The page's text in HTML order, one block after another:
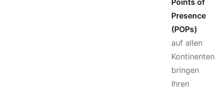
Points of
Presence
(POPs)
auf allen
Kontinenten
bringen
Ihren